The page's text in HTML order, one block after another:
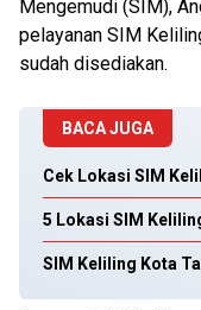
Mengemudi (SIM),
pelayanan SIM
sudah disediakan.
BACA JUGA
Cek Lokasi SIM
5 Lokasi SIM
SIM Keliling Kota